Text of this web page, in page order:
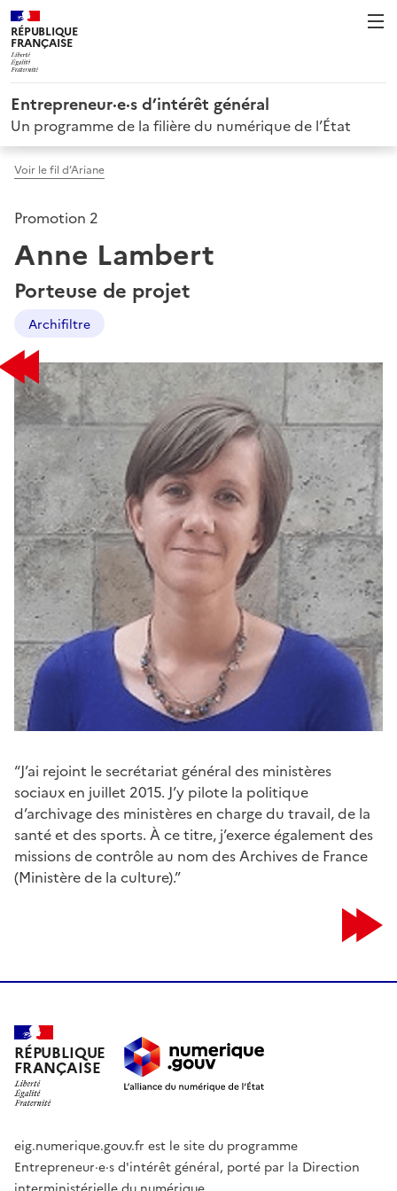
RÉPUBLIQUE
FRANÇAISE
Entrepreneur·e·s d’intérêt général
Un programme de la filière du numérique de l’État
Voir le fil d’Ariane
Promotion 2
Anne Lambert
Porteuse de projet
Archifiltre
“J’ai rejoint le secrétariat général des ministères
sociaux en juillet 2015. J’y pilote la politique
d’archivage des ministères en charge du travail, de la
santé et des sports. À ce titre, j’exerce également des
missions de contrôle au nom des Archives de France
(Ministère de la culture).”
RÉPUBLIQUE
FRANÇAISE
eig.numerique.gouv.fr est le site du programme
Entrepreneur·e·s d'intérêt général, porté par la Direction